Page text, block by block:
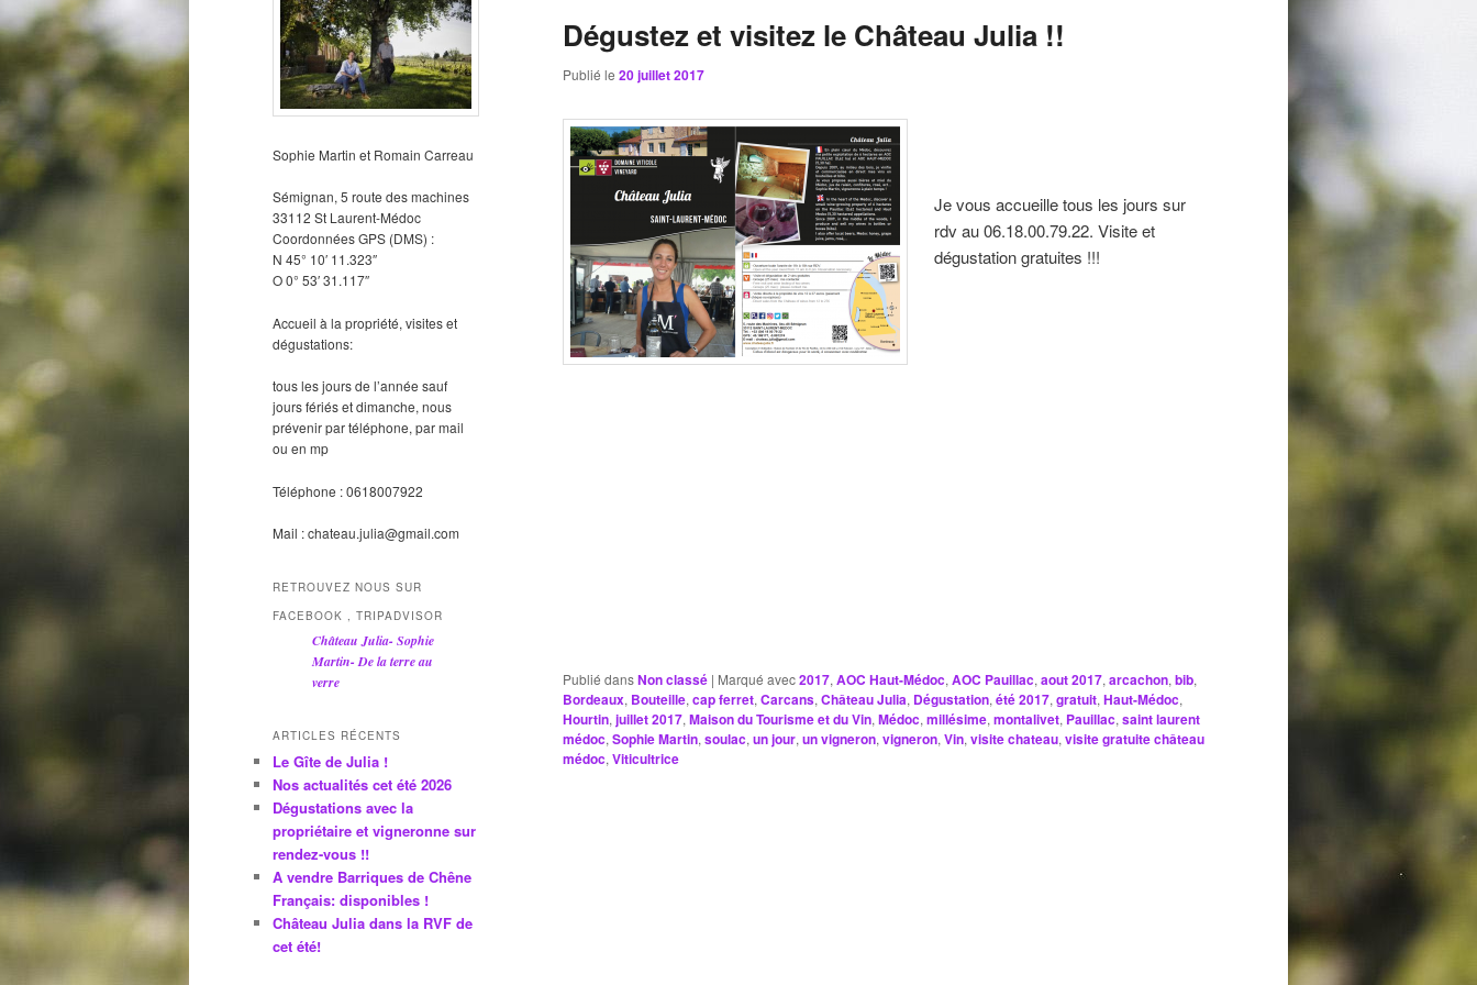
Dégustez et visitez le Château Julia !!
Publié le 20 juillet 2017
Je vous accueille tous les jours sur
rdv au 06.18.00.79.22. Visite et
dégustation gratuites !!!
Publié dansNon classé | Marqué avec2017, AOC Haut-Médoc, AOC Pauillac, aout 2017, arcachon, bib,
Bordeaux, Bouteille, cap ferret, Carcans, Château Julia, Dégustation, été 2017, gratuit, Haut-Médoc,
Hourtin, juillet 2017, Maison du Tourisme et du Vin, Médoc, millésime, montalivet, Pauillac, saint laurent
médoc, Sophie Martin, soulac, un jour, un vigneron, vigneron, Vin, visite chateau, visite gratuite château
médoc, Viticultrice
Sophie Martin et Romain Carreau
Sémignan, 5 route des machines
33112 St Laurent-Médoc
Coordonnées GPS (DMS) :
N 45° 10′ 11.323″
O 0° 53′ 31.117″
Accueil à la propriété, visites et
dégustations:
tous les jours de l’année sauf
jours fériés et dimanche, nous
prévenir par téléphone, par mail
ou en mp
Téléphone : 0618007922
Mail : chateau.julia@gmail.com
RETROUVEZ NOUS SUR
FACEBOOK , TRIPADVISOR
Château Julia- Sophie
Martin- De la terre au
verre
ARTICLES RÉCENTS
Le Gîte de Julia !
Nos actualités cet été 2026
Dégustations avec la
propriétaire et vigneronne sur
rendez-vous !!
A vendre Barriques de Chêne
Français: disponibles !
Château Julia dans la RVF de
cet été!